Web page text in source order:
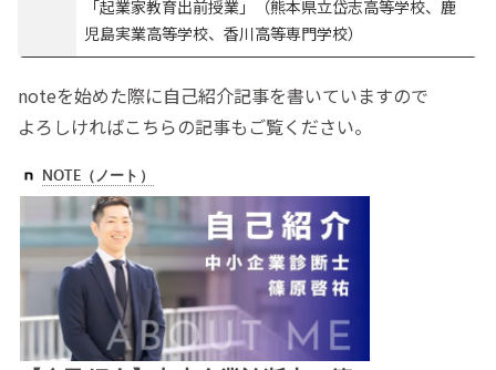
「起業家教育出前授業」（熊本県立岱志高等学校、鹿
児島実業高等学校、香川高等専門学校）
noteを始めた際に自己紹介記事を書いていますので
よろしければこちらの記事もご覧ください。